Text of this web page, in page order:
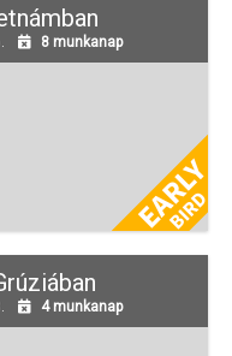
8 munkanap
4 munkanap